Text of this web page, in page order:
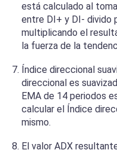
está calculado al
entre DI+ y DI- divido
multiplicando el
la fuerza de la
Índice direccional
direccional es
EMA de 14 periodos
calcular el Índice
mismo.
El valor ADX